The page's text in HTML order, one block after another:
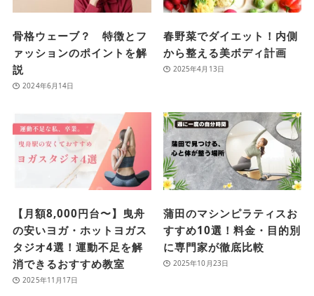
骨格ウェーブ？ 特徴とフ
ァッションのポイントを解
説
2024年6月14日
春野菜でダイエット！内側
から整える美ボディ計画
2025年4月13日
【月額8,000円台〜】曳舟
の安いヨガ・ホットヨガス
タジオ4選！運動不足を解
消できるおすすめ教室
2025年11月17日
蒲田のマシンピラティスお
すすめ10選！料金・目的別
に専門家が徹底比較
2025年10月23日